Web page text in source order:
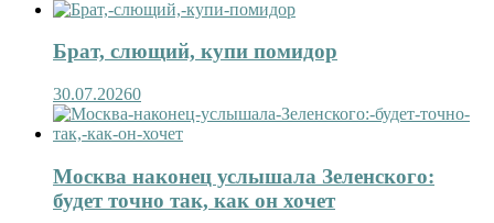
Брат, слющий, купи помидор
30.07.20260
Москва наконец услышала Зеленского:
будет точно так, как он хочет